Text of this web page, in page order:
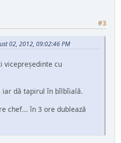
#3
02, 2012, 09:02:46 PM
vicepreședinte cu
iar dă tapirul în bîlbîială.
chef... în 3 ore dublează